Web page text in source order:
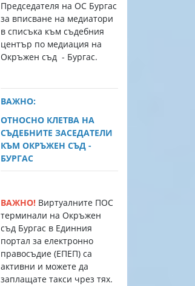
Председателя на ОС Бургас
за вписване на медиатори
в списъка към съдебния
център по медиация на
Окръжен съд - Бургас.
ВАЖНО:
ОТНОСНО КЛЕТВА НА
СЪДЕБНИТЕ ЗАСЕДАТЕЛИ
КЪМ ОКРЪЖЕН СЪД -
БУРГАС
ВАЖНО! Виртуалните ПОС
терминали на Окръжен
съд Бургас в Единния
портал за електронно
правосъдие (EПЕП) са
активни и можете да
заплащате такси чрез тях.